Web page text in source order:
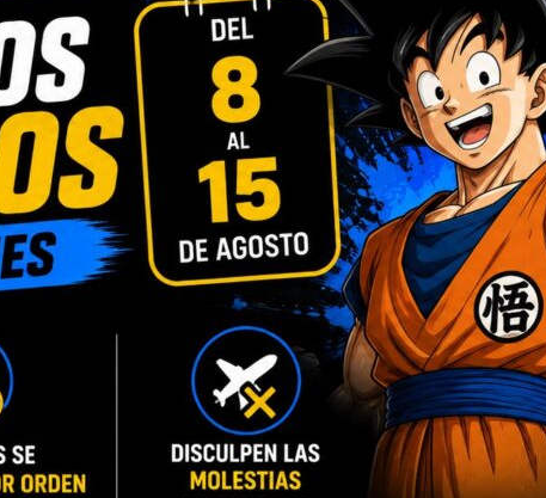
Compartir:
INFORMACIÓN ADICIONAL
0,9 kg
Blister Personalizado Caja con Ventana Personalizada,Caja
Normal sin Ventana
Blanca Triple AAA,Taza Mágica Negro Mate